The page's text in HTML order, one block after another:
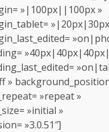
»|100px||100px »
»
»repeat »
»initial »
»3.0.51″]